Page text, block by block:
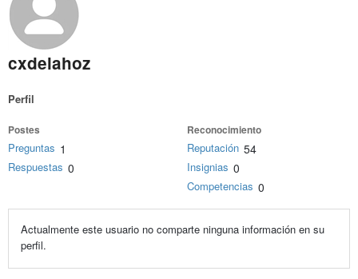
cxdelahoz
Perfil
Postes
Preguntas 1
Respuestas 0
Reconocimiento
Reputación 54
Insignias 0
Competencias 0
Actualmente este usuario no comparte ninguna información en su
perfil.